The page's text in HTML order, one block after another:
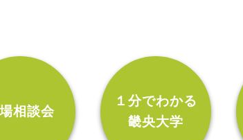
相談会
１分でわかる
畿央大学